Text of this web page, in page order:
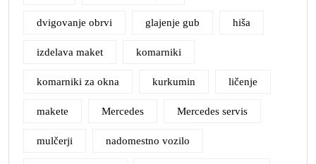
dvigovanje obrvi glajenje gub hiša
izdelava maket komarniki
komarniki za okna kurkumin ličenje
makete Mercedes Mercedes servis
mulčerji nadomestno vozilo